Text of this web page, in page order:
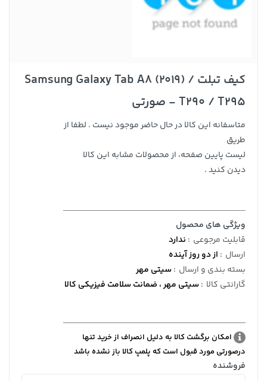
کیف تبلت Samsung Galaxy Tab A8 (2019) /
T290 / T295 - صورتی
متاسفانه این کالا در حال حاضر موجود نیست . لطفا از
طریق
لیست پایین صفحه، از محصولات مشابه این کالا
دیدن کنید .
ویژگی های محصول
قابلیت مرجوعی : ندارد
ارسال : از دو روز آینده
بسته بندی و ارسال :سیتی مهر
گارانتی کالا :سیتی مهر ، ضمانت سلامت فیزیکی کالا
امکان برگشت کالا به دلیل انصراف از خرید تنها
درصورتی مورد قبول است که پلمپ کالا باز نشده باشد
فروشنده